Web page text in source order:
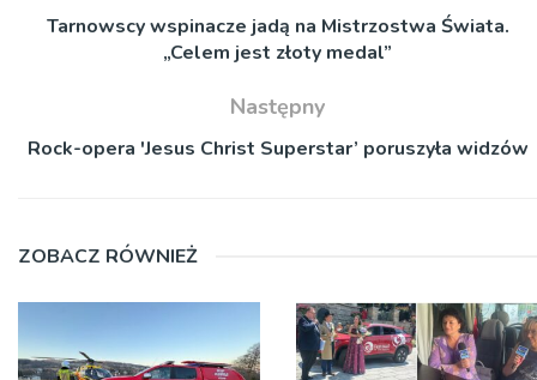
Tarnowscy wspinacze jadą na Mistrzostwa Świata.
„Celem jest złoty medal”
Następny
Rock-opera 'Jesus Christ Superstar’ poruszyła widzów
ZOBACZ RÓWNIEŻ